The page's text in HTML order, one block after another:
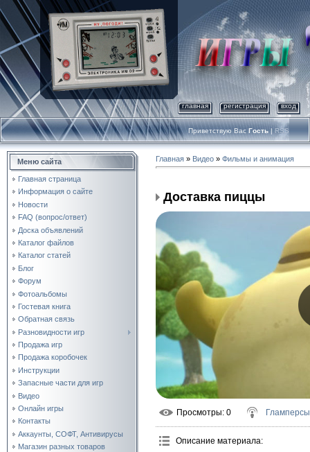
главная регистрация вход
Приветствую Вас Гость | RSS
Меню сайта
Главная страница
Информация о сайте
Новости
FAQ (вопрос/ответ)
Доска объявлений
Каталог файлов
Каталог статей
Блог
Форум
Фотоальбомы
Гостевая книга
Обратная связь
Разновидности игр
Продажа игр
Продажа коробочек
Инструкции
Запасные части для игр
Видео
Онлайн игры
Контакты
Аккаунты, СОФТ, Антивирусы
Магазин разных товаров
Главная » Видео » Фильмы и анимация
Доставка пиццы
Просмотры: 0 Гламперсы
Описание материала: